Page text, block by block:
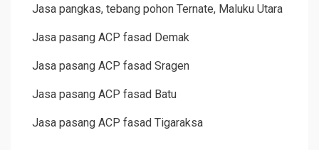
Jasa pangkas, tebang pohon Ternate, Maluku Utara
Jasa pasang ACP fasad Demak
Jasa pasang ACP fasad Sragen
Jasa pasang ACP fasad Batu
Jasa pasang ACP fasad Tigaraksa